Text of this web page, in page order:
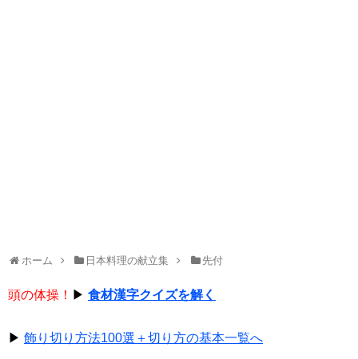
ホーム 日本料理の献立集 先付
頭の体操！ ▶ 食材漢字クイズを解く
▶ 飾り切り方法100選＋切り方の基本一覧へ